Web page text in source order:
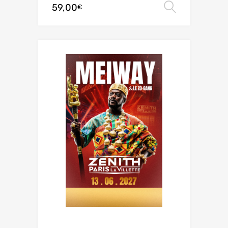
59,00€